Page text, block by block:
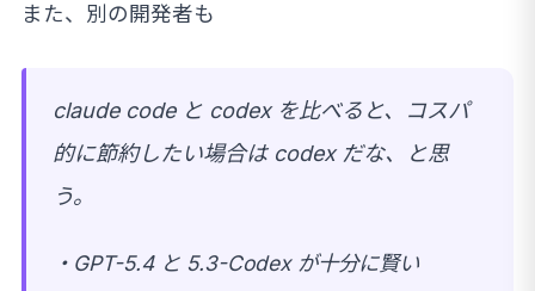
また、別の開発者も
claude code と codex を比べると、コスパ
的に節約したい場合は codex だな、と思
う。
・GPT-5.4 と 5.3-Codex が十分に賢い